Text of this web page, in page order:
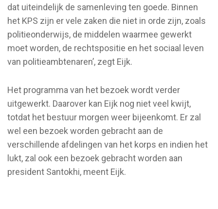
dat uiteindelijk de samenleving ten goede. Binnen
het KPS zijn er vele zaken die niet in orde zijn, zoals
politieonderwijs, de middelen waarmee gewerkt
moet worden, de rechtspositie en het sociaal leven
van politieambtenaren’, zegt Eijk.
Het programma van het bezoek wordt verder
uitgewerkt. Daarover kan Eijk nog niet veel kwijt,
totdat het bestuur morgen weer bijeenkomt. Er zal
wel een bezoek worden gebracht aan de
verschillende afdelingen van het korps en indien het
lukt, zal ook een bezoek gebracht worden aan
president Santokhi, meent Eijk.